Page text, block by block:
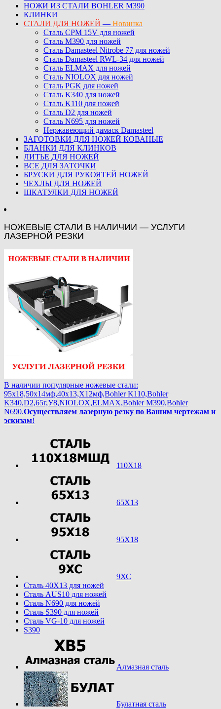
НОЖИ ИЗ СТАЛИ BOHLER M390
КЛИНКИ
СТАЛИ ДЛЯ НОЖЕЙ — Новинка
Сталь CPM 15V для ножей
Сталь M390 для ножей
Сталь Damasteel Nitrobe 77 для ножей
Сталь Damasteel RWL-34 для ножей
Сталь ELMAX для ножей
Сталь NIOLOX для ножей
Сталь PGK для ножей
Сталь K340 для ножей
Сталь K110 для ножей
Сталь D2 для ножей
Сталь N695 для ножей
Нержавеющий дамаск Damasteel
ЗАГОТОВКИ ДЛЯ НОЖЕЙ КОВАНЫЕ
БЛАНКИ ДЛЯ КЛИНКОВ
ЛИТЬЕ ДЛЯ НОЖЕЙ
ВСЕ ДЛЯ ЗАТОЧКИ
БРУСКИ ДЛЯ РУКОЯТЕЙ НОЖЕЙ
ЧЕХЛЫ ДЛЯ НОЖЕЙ
ШКАТУЛКИ ДЛЯ НОЖЕЙ
НОЖЕВЫЕ СТАЛИ В НАЛИЧИИ — УСЛУГИ
ЛАЗЕРНОЙ РЕЗКИ
В наличии популярные ножевые стали:
95х18,50х14мф,40х13,Х12мф,Bohler K110,Bohler
K340,D2,65г,У8,NIOLOX,ELMAX,Bohler М390,Bohler
N690.Осуществляем лазерную резку по Вашим чертежам и
эскизам!
110Х18
65Х13
95Х18
9ХС
Cталь 40Х13 для ножей
Cталь AUS10 для ножей
Cталь N690 для ножей
Cталь S390 для ножей
Cталь VG-10 для ножей
S390
Алмазная сталь
Булатная сталь